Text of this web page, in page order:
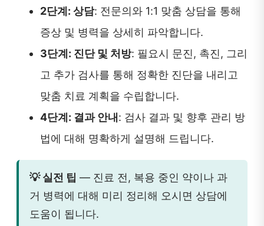
2단계: 상담: 전문의와 1:1 맞춤 상담을 통해
증상 및 병력을 상세히 파악합니다.
3단계: 진단 및 처방: 필요시 문진, 촉진, 그리
고 추가 검사를 통해 정확한 진단을 내리고
맞춤 치료 계획을 수립합니다.
4단계: 결과 안내 : 검사 결과 및 향후 관리 방
법에 대해 명확하게 설명해 드립니다.
💡 실전 팁 — 진료 전, 복용 중인 약이나 과
거 병력에 대해 미리 정리해 오시면 상담에
도움이 됩니다.